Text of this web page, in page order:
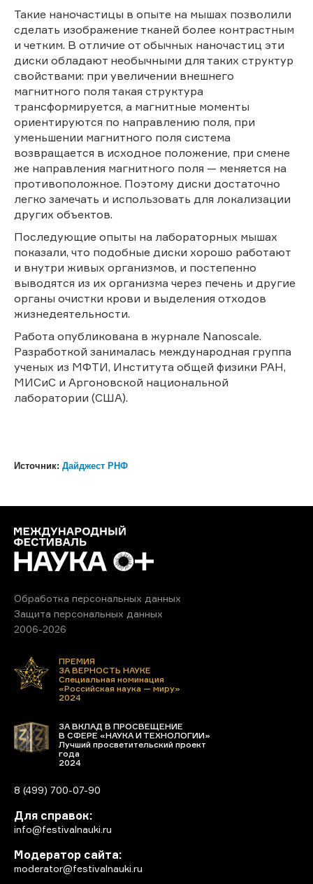
Такие наночастицы в опыте на мышах позволили
сделать изображение тканей более контрастным
и четким. В отличие от обычных наночастиц эти
диски обладают необычными для таких структур
свойствами: при увеличении внешнего
магнитного поля такая структура
трансформируется, а магнитные моменты
ориентируются по направлению поля, при
уменьшении магнитного поля система
возвращается в исходное положение, при смене
же направления магнитного поля — меняется на
противоположное. Поэтому диски достаточно
легко замечать и использовать для локализации
других объектов.
Последующие опыты на лабораторных мышах
показали, что подобные диски хорошо работают
и внутри живых организмов, и постепенно
выводятся из их организма через печень и другие
органы очистки крови и выделения отходов
жизнедеятельности.
Работа опубликована в журнале Nanoscale.
Разработкой занималась международная группа
ученых из МФТИ, Института общей физики РАН,
МИСиС и Аргоновской национальной
лаборатории (США).
Источник: Дайджест РНФ
Обработка персональных данных
Защита персональных данных
2006-2026
ПРЕМИЯ
ЗА ВЕРНОСТЬ НАУКЕ
Специальная номинация
«Российская наука — миру»
2024
ЗА ВКЛАД В ПРОСВЕЩЕНИЕ
В СФЕРЕ «НАУКА И ТЕХНОЛОГИИ»
Лучший просветительский проект
года
2024
8 (499) 700-07-90
Для справок:
info@festivalnauki.ru
Модератор сайта:
moderator@festivalnauki.ru